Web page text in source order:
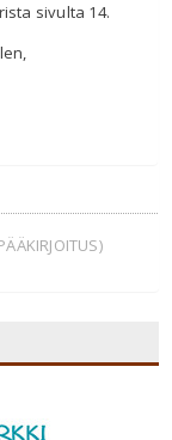
sivulta 14.